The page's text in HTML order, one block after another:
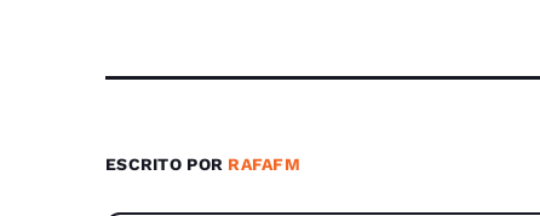
ESCRITO POR RAFAFM